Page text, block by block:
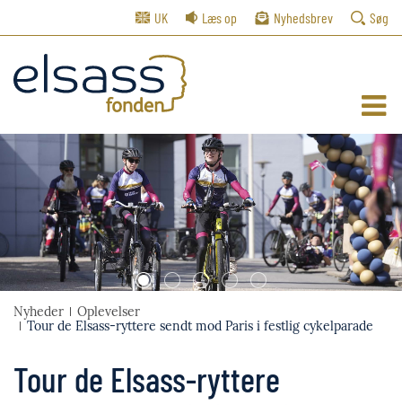
UK Læs op Nyhedsbrev Søg
1 2 3 4 5
Nyheder
Oplevelser
Tour de Elsass-ryttere sendt mod Paris i festlig cykelparade
Tour de Elsass-ryttere